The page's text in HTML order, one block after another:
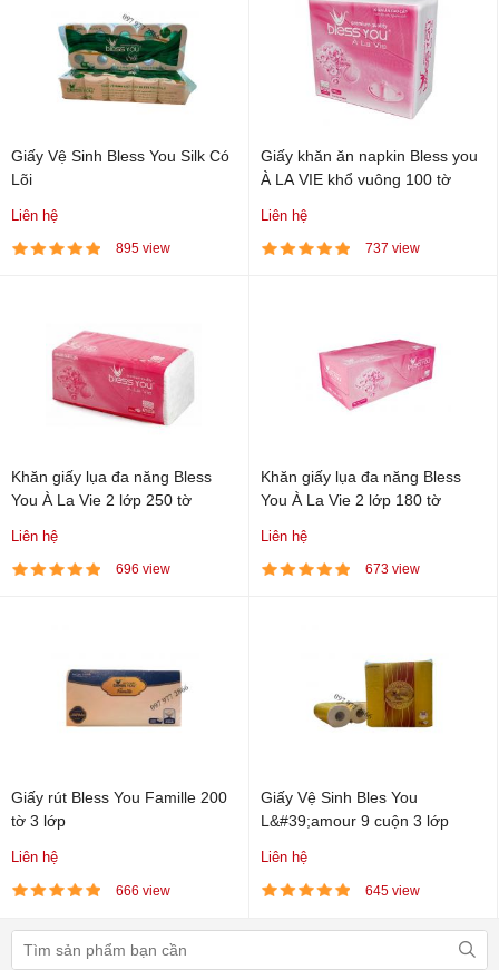
Giấy Vệ Sinh Bless You Silk Có
Lõi
Liên hệ
895 view
Giấy khăn ăn napkin Bless you
À LA VIE khổ vuông 100 tờ
Liên hệ
737 view
Khăn giấy lụa đa năng Bless
You À La Vie 2 lớp 250 tờ
Liên hệ
696 view
Khăn giấy lụa đa năng Bless
You À La Vie 2 lớp 180 tờ
Liên hệ
673 view
Giấy rút Bless You Famille 200
tờ 3 lớp
Liên hệ
666 view
Giấy Vệ Sinh Bles You
L&#39;amour 9 cuộn 3 lớp
Liên hệ
645 view